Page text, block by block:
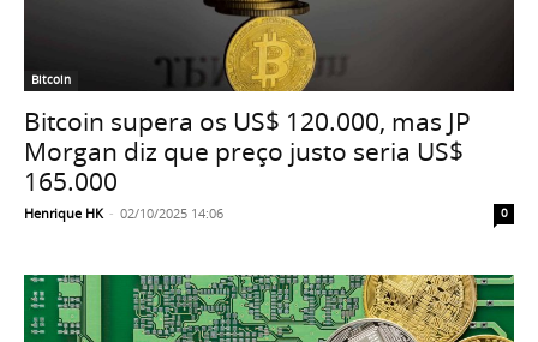
Bitcoin
Bitcoin supera os US$ 120.000, mas JP
Morgan diz que preço justo seria US$
165.000
Henrique HK - 02/10/2025 14:06 0